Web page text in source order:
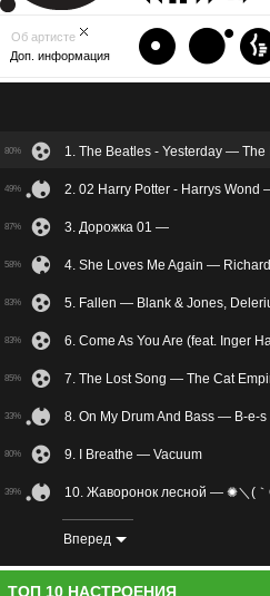
ностальгия
экстрим
злость
беспокойное
Об артисте
Доп. информация
80% 1. The Beatles - Yesterday — The
49% 2. 02 Harry Potter - Harrys Wond
87% 3. Дорожка 01 —
58% 4. She Loves Me Again —
83% 5. Fallen — Blank & Jones,
83% 6. Come As You Are (feat. Inger
85% 7. The Lost Song — The Cat
33% 8. On My Drum And Bass — B-e-s
80% 9. I Breathe — Vacuum
39% 10. Жаворонок лесной — ✺＼(
11. Madness Of Love — Raphael
80% 12. The Sacred People —
Вперед
ТОП 10 НАСТРОЕНИЯ